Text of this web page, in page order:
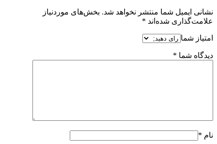
نشانی ایمیل شما منتشر نخواهد شد. بخش‌های موردنیاز
علامت‌گذاری شده‌اند *
امتیاز شما
دیدگاه شما *
نام *